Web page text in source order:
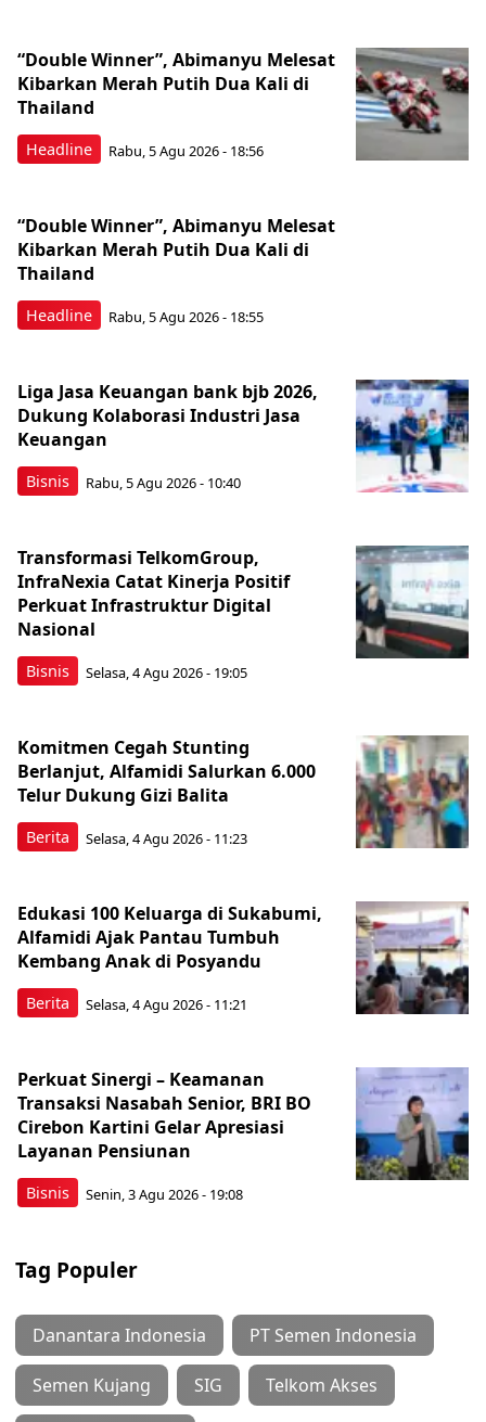
Headline
“Double Winner”, Abimanyu Melesat
Kibarkan Merah Putih Dua Kali di
Thailand
Rabu, 5 Agu 2026 - 18:56
Headline
“Double Winner”, Abimanyu Melesat
Kibarkan Merah Putih Dua Kali di
Thailand
Rabu, 5 Agu 2026 - 18:55
Bisnis
Liga Jasa Keuangan bank bjb 2026,
Dukung Kolaborasi Industri Jasa
Keuangan
Rabu, 5 Agu 2026 - 10:40
Bisnis
Transformasi TelkomGroup,
InfraNexia Catat Kinerja Positif
Perkuat Infrastruktur Digital
Nasional
Selasa, 4 Agu 2026 - 19:05
Berita
Komitmen Cegah Stunting
Berlanjut, Alfamidi Salurkan 6.000
Telur Dukung Gizi Balita
Selasa, 4 Agu 2026 - 11:23
Berita
Edukasi 100 Keluarga di Sukabumi,
Alfamidi Ajak Pantau Tumbuh
Kembang Anak di Posyandu
Selasa, 4 Agu 2026 - 11:21
Bisnis
Perkuat Sinergi – Keamanan
Transaksi Nasabah Senior, BRI BO
Cirebon Kartini Gelar Apresiasi
Layanan Pensiunan
Senin, 3 Agu 2026 - 19:08
Tag Populer
Danantara Indonesia PT Semen Indonesia
Semen Kujang SIG Telkom Akses